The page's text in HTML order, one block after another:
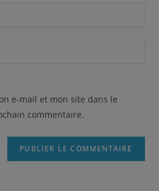
e-mail et mon site dans le
commentaire.